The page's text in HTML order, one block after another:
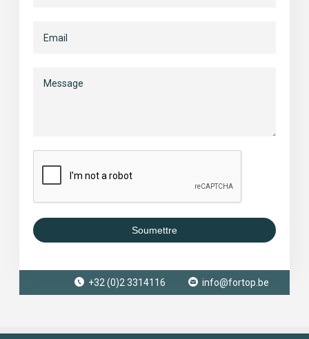
Soumettre
+32 (0)2 3314116 info@fortop.be